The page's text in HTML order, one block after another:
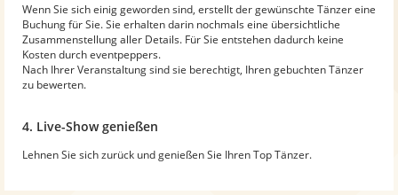
Wenn Sie sich einig geworden sind, erstellt der gewünschte Tänzer eine
Buchung für Sie. Sie erhalten darin nochmals eine übersichtliche
Zusammenstellung aller Details. Für Sie entstehen dadurch keine
Kosten durch eventpeppers.
Nach Ihrer Veranstaltung sind sie berechtigt, Ihren gebuchten Tänzer
zu bewerten.
4. Live-Show genießen
Lehnen Sie sich zurück und genießen Sie Ihren Top Tänzer.